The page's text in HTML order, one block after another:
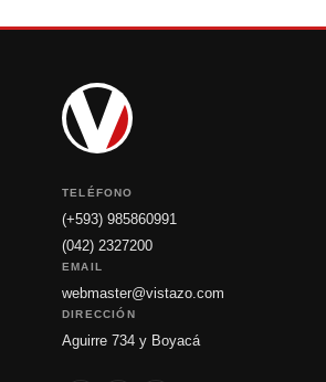
TELÉFONO
(+593) 985860991
(042) 2327200
EMAIL
webmaster@vistazo.com
DIRECCIÓN
Aguirre 734 y Boyacá